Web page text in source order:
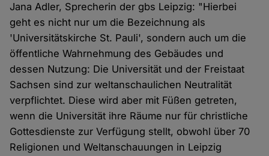
Jana Adler, Sprecherin der gbs Leipzig: "Hierbei
geht es nicht nur um die Bezeichnung als
'Universitätskirche St. Pauli', sondern auch um die
öffentliche Wahrnehmung des Gebäudes und
dessen Nutzung: Die Universität und der Freistaat
Sachsen sind zur weltanschaulichen Neutralität
verpflichtet. Diese wird aber mit Füßen getreten,
wenn die Universität ihre Räume nur für christliche
Gottesdienste zur Verfügung stellt, obwohl über 70
Religionen und Weltanschauungen in Leipzig